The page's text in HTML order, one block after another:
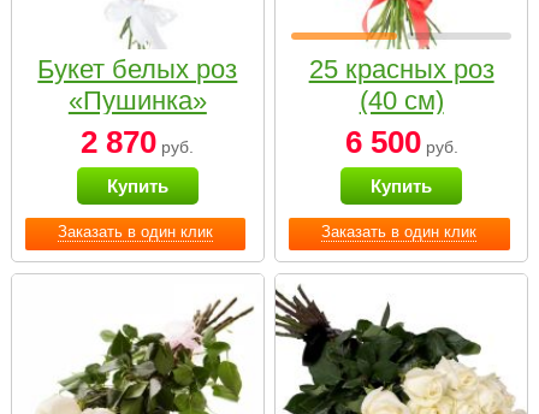
Заказать в один клик
Букет белых роз
«Пушинка»
2 870 руб.
Купить
Заказать в один клик
25 красных роз
(40 см)
6 500руб.
Купить